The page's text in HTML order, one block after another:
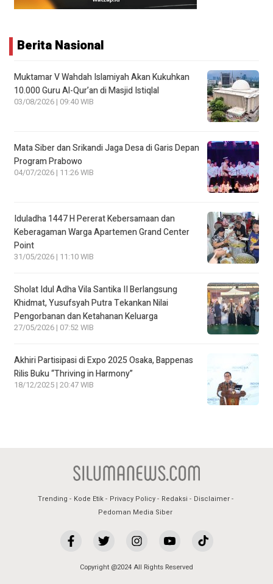
Berita Nasional
Muktamar V Wahdah Islamiyah Akan Kukuhkan
10.000 Guru Al-Qur’an di Masjid Istiqlal
03/08/2026 | 09:40 WIB
Mata Siber dan Srikandi Jaga Desa di Garis Depan
Program Prabowo
04/07/2026 | 11:26 WIB
Iduladha 1447 H Pererat Kebersamaan dan
Keberagaman Warga Apartemen Grand Center
Point
31/05/2026 | 11:10 WIB
Sholat Idul Adha Vila Santika II Berlangsung
Khidmat, Yusufsyah Putra Tekankan Nilai
Pengorbanan dan Ketahanan Keluarga
27/05/2026 | 07:52 WIB
Akhiri Partisipasi di Expo 2025 Osaka, Bappenas
Rilis Buku “Thriving in Harmony”
18/12/2025 | 20:47 WIB
Trending Kode Etik Privacy Policy Redaksi
Disclaimer
Pedoman Media Siber
Copyright @2024 All Rights Reserved